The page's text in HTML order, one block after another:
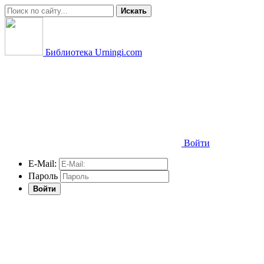
Искать
Библиотека Urningi.com
Войти
E-Mail:
Пароль
Войти